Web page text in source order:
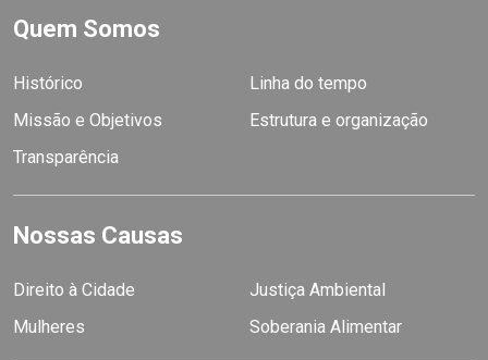
Quem Somos
Histórico
Linha do tempo
Missão e Objetivos
Estrutura e organização
Transparência
Nossas Causas
Direito à Cidade
Justiça Ambiental
Mulheres
Soberania Alimentar